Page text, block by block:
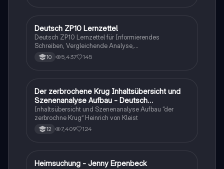
Deutsch
Deutsch ZP10 Lernzettel
Deutsch ZP10 Lernzettel für Informierendes
Schreiben, Vergleichende Analyse,
Sachtexte/Roman/Gedicht..
10 5,437 145
Deutsch
Der zerbrochene Krug Inhaltsübersicht und
Szenenanalyse Aufbau - Deutsch
Q1/Q2/Abitur
Inhaltsübersicht und Szenenanalyse Aufbau “der
zerbrochne Krug” Heinrich von Kleist
12 7,409 124
Deutsch
Heimsuchung - Jenny Erpenbeck